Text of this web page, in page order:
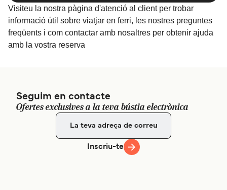
Visiteu la nostra pàgina d'atenció al client per trobar
informació útil sobre viatjar en ferri, les nostres preguntes
freqüents i com contactar amb nosaltres per obtenir ajuda
amb la vostra reserva
Seguim en contacte
Ofertes exclusives a la teva bústia electrònica
Inscriu-te